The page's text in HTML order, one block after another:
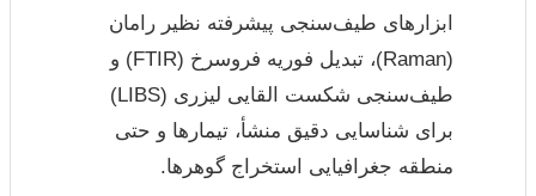
ابزارهای طیف‌سنجی پیشرفته نظیر رامان
(Raman)، تبدیل فوریه فروسرخ (FTIR) و
طیف‌سنجی شکست القایی لیزری (LIBS)
برای شناسایی دقیق منشأ، تیمارها و حتی
منطقه جغرافیایی استخراج گوهرها.